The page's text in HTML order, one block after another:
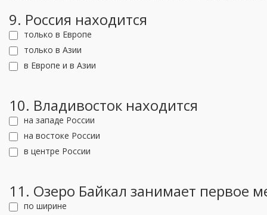
9. Россия находится
только в Европе
только в Азии
в Европе и в Азии
10. Владивосток находится
на западе России
на востоке России
в центре России
11. Озеро Байкал занимает первое
по ширине